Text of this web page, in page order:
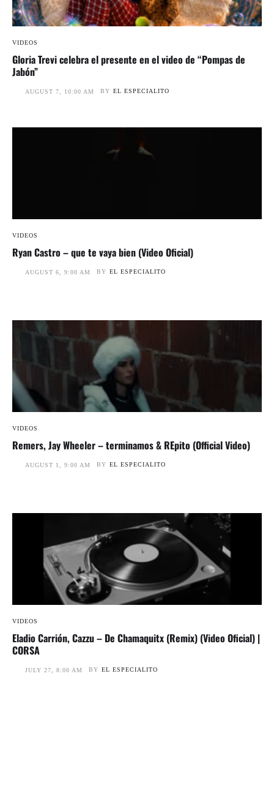
VIDEOS
Gloria Trevi celebra el presente en el video de “Pompas de
Jabón”
AUGUST 7, 10:00 AM BY EL ESPECIALITO
VIDEOS
Ryan Castro – que te vaya bien (Video Oficial)
AUGUST 6, 9:00 AM BY EL ESPECIALITO
VIDEOS
Remers, Jay Wheeler – terminamos & REpito (Official Video)
AUGUST 1, 9:00 AM BY EL ESPECIALITO
VIDEOS
Eladio Carrión, Cazzu – De Chamaquitx (Remix) (Video Oficial) |
CORSA
JULY 27, 8:00 AM BY EL ESPECIALITO